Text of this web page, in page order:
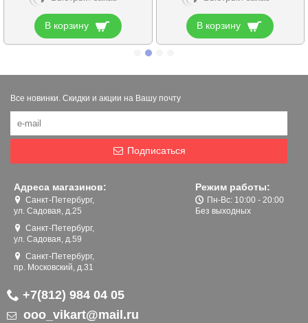
В корзину В корзину
Все новинки. Скидки и акции на Вашу почту
Подписаться
Адреса магазинов:
Санкт-Петербург,
ул. Садовая, д.25
Санкт-Петербург,
ул. Садовая, д.59
Санкт-Петербург,
пр. Московский, д.31
Режим работы:
Пн-Вс: 10:00 - 20:00
Без выходных
+7(812) 984 04 05
ooo_vikart@mail.ru